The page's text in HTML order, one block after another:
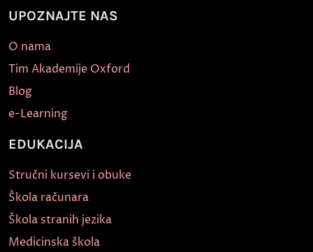
UPOZNAJTE NAS
O nama
Tim Akademije Oxford
Blog
e-Learning
EDUKACIJA
Stručni kursevi i obuke
Škola računara
Škola stranih jezika
Medicinska škola